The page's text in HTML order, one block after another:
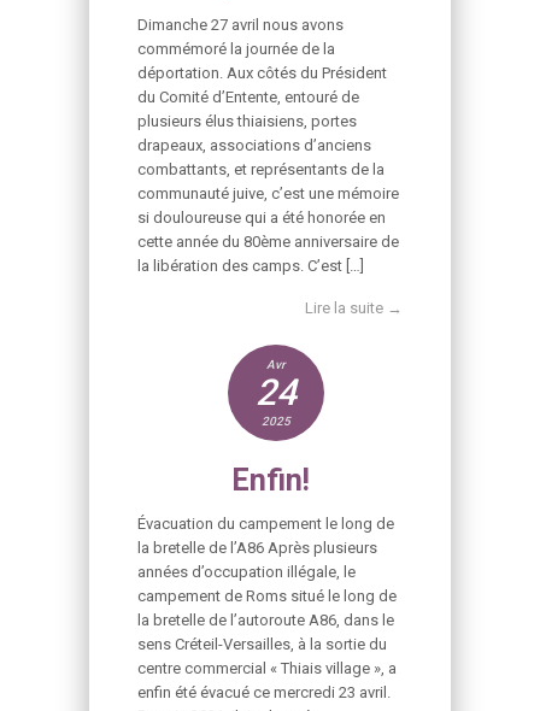
Dimanche 27 avril nous avons
commémoré la journée de la
déportation. Aux côtés du Président
du Comité d’Entente, entouré de
plusieurs élus thiaisiens, portes
drapeaux, associations d’anciens
combattants, et représentants de la
communauté juive, c’est une mémoire
si douloureuse qui a été honorée en
cette année du 80ème anniversaire de
la libération des camps. C’est […]
Lire la suite →
Avr
24
2025
Enfin!
Évacuation du campement le long de
la bretelle de l’A86 Après plusieurs
années d’occupation illégale, le
campement de Roms situé le long de
la bretelle de l’autoroute A86, dans le
sens Créteil-Versailles, à la sortie du
centre commercial « Thiais village », a
enfin été évacué ce mercredi 23 avril.